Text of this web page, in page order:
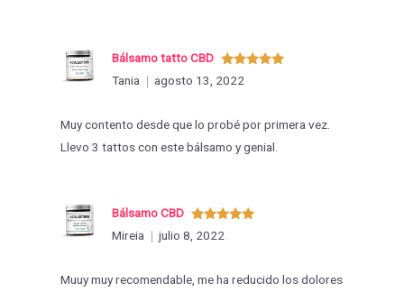
Valorado
con
Bálsamo tatto CBD
Tania
agosto 13, 2022
Muy contento desde que lo probé por primera vez.
Llevo 3 tattos con este bálsamo y genial.
Valorado
con5de 5
Bálsamo CBD
Mireia
julio 8, 2022
Muuy muy recomendable, me ha reducido los dolores